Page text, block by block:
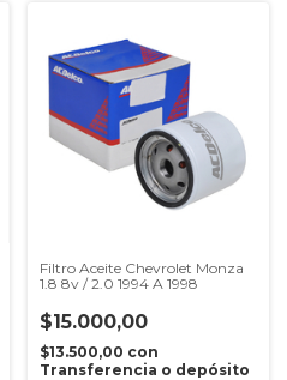
Filtro Aceite Chevrolet Monza
1.8 8v / 2.0 1994 A 1998
$15.000,00
$13.500,00 con
Transferencia o depósito